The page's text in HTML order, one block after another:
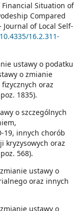
Financial Situation of
Compared
of Local Self-
16.2.311-
ustawy o podatku
o zmianie
oraz
1835).
o szczególnych
19, innych chorób
kryzysowych oraz
568).
ustawy o
oraz innych
ustawy o